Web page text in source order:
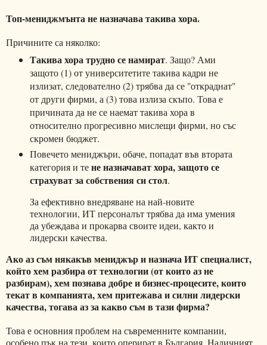
Топ-мениджмънта не назначава такива хора.
Причините са няколко:
Такива хора трудно се намират. Защо? Ами
защото (1) от университетите такива кадри не
излизат, следователно (2) трябва да се "откраднат"
от други фирми, а (3) това излиза скъпо. Това е
причината да не се наемат такива хора в
относително прогресивно мислещи фирми, но със
скромен бюджет.
Повечето мениджъри, обаче, попадат във втората
категория и тене назначават хора, защото се
страхуват за собствения си стол.
За ефективно внедряване на най-новите
технологии, ИТ персоналът трябва да има умения
да убеждава и прокарва своите идеи, както и
лидерски качества.
Ако аз съм някакъв мениджър и назнача ИТ специалист,
който хем разбира от технологии (от които аз не
разбирам), хем познава добре и бизнес-процесите, които
текат в компанията, хем притежава и силни лидерски
качества, тогава аз за какво съм в тази фирма?
Това е основния проблем на съвременните компании,
особено пък на тези, които оперират в България. Наличният